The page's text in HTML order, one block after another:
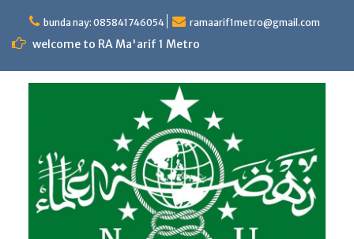
content
bunda nay: 085841746054 ramaarif1metro@gmail.com
welcome to RA Ma'arif 1 Metro